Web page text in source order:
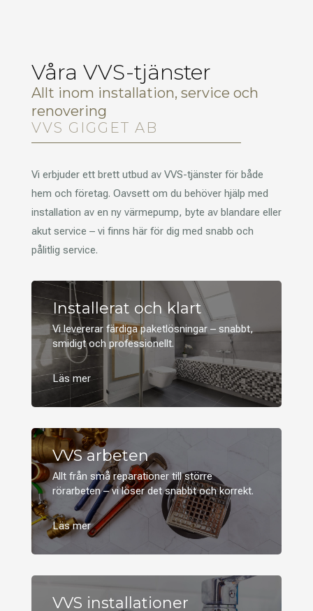
Våra VVS-tjänster
Allt inom installation, service och
renovering
VVS GIGGET AB
Vi erbjuder ett brett utbud av VVS-tjänster för både
hem och företag. Oavsett om du behöver hjälp med
installation av en ny värmepump, byte av blandare eller
akut service – vi finns här för dig med snabb och
pålitlig service.
Installerat och klart
Vi levererar färdiga paketlösningar – snabbt,
smidigt och professionellt.
VVS arbeten
Allt från små reparationer till större
rörarbeten – vi löser det snabbt och korrekt.
VVS installationer